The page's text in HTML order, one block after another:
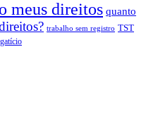
meus direitos quanto
trabalho sem registro TST